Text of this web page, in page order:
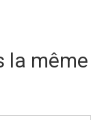
la même